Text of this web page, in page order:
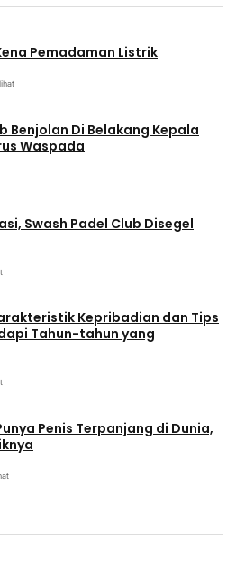
Pemadaman Listrik
Benjolan Di Belakang Kepala
Waspada
Swash Padel Club Disegel
Kepribadian dan Tips
Tahun-tahun yang
Penis Terpanjang di Dunia,